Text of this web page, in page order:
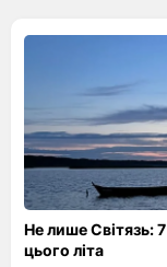
Не лише Світязь:
цього літа